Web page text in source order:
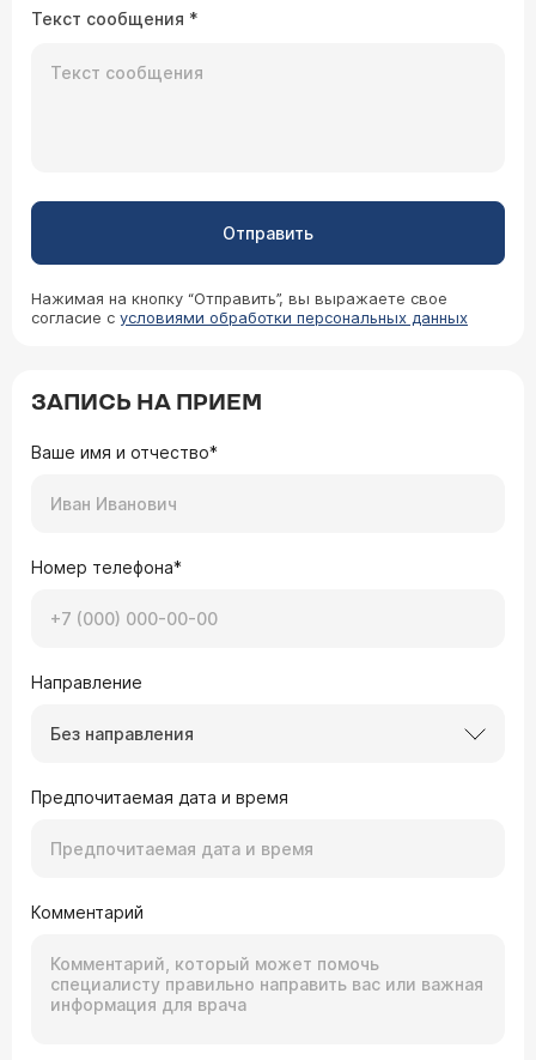
Текст сообщения *
Отправить
Нажимая на кнопку “Отправить”, вы выражаете свое
согласие с условиями обработки персональных данных
ЗАПИСЬ НА ПРИЕМ
Ваше имя и отчество*
Номер телефона*
Направление
Без направления
Предпочитаемая дата и время
Комментарий